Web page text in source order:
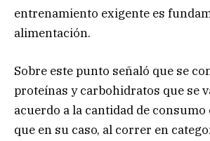
entrenamiento exigente es
alimentación.
Sobre este punto señaló que se
proteínas y carbohidratos que se
acuerdo a la cantidad de
que en su caso, al correr en